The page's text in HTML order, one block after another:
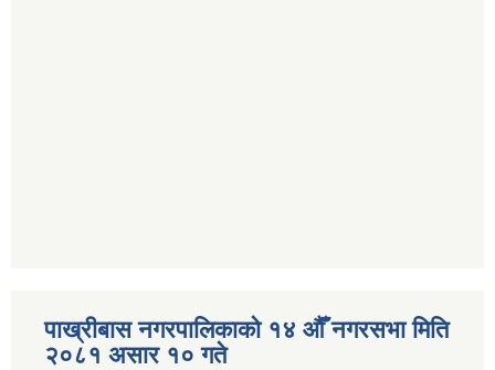
पाख्रीबास नगरपालिकाको १४ औँ नगरसभा मिति
२०८१ असार १० गते